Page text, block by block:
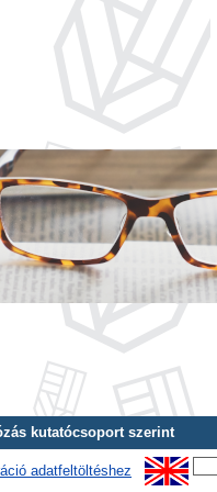
kutatócsoport szerint
adatfeltöltéshez